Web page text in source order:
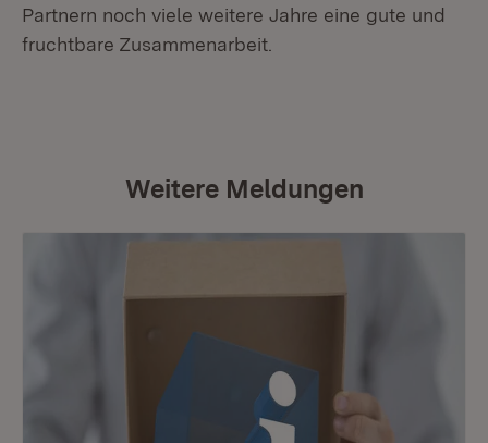
Partnern noch viele weitere Jahre eine gute und
fruchtbare Zusammenarbeit.
Weitere Meldungen